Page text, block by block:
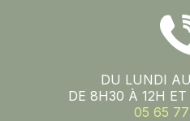
DU LUNDI
DE 8H30 À 12H
05 65